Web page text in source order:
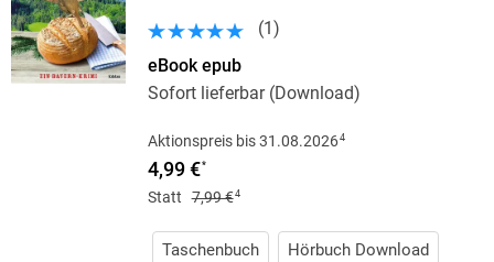
(1 )
eBook epub
Sofort lieferbar (Download)
Aktionspreis bis 31.08.20264
4,99 €*
Statt 7,99 €4
Taschenbuch
Hörbuch Download